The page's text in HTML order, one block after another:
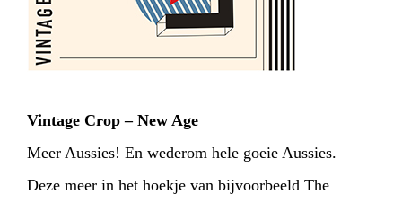
Vintage Crop – New Age
Meer Aussies! En wederom hele goeie Aussies.
Deze meer in het hoekje van bijvoorbeeld The